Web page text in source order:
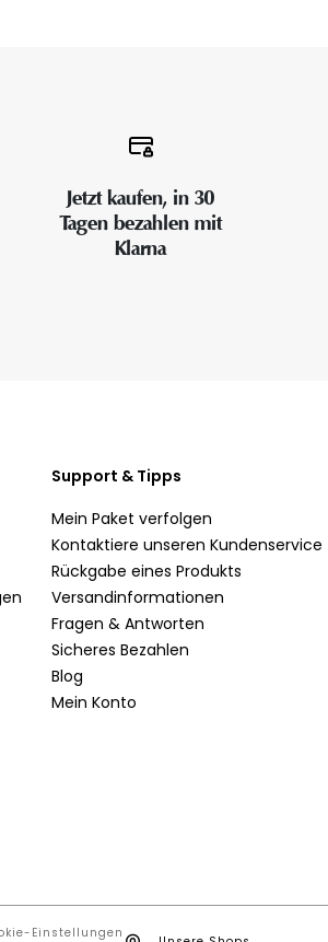
Jetzt kaufen, in 30
Tagen bezahlen mit
Klarna
Support & Tipps
Mein Paket verfolgen
Kontaktiere unseren Kundenservice
Rückgabe eines Produkts
Versandinformationen
Fragen & Antworten
Sicheres Bezahlen
Blog
Mein Konto
Einstellungen